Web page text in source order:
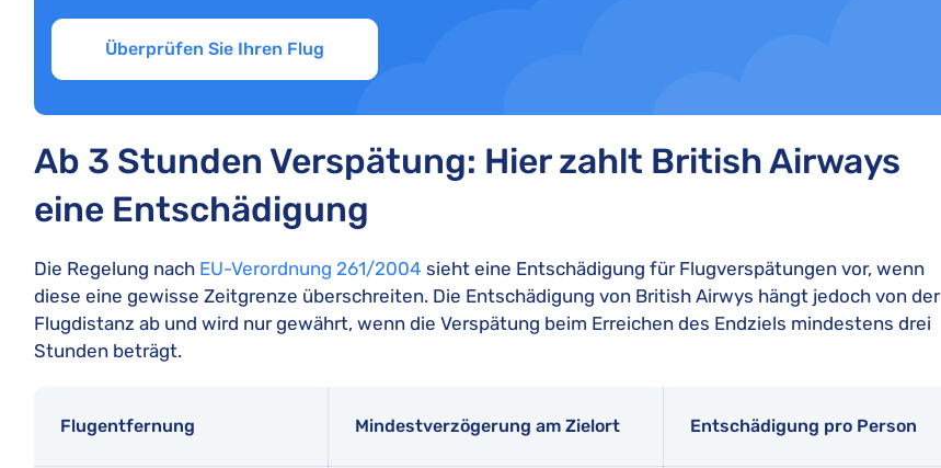
Überprüfen Sie Ihren Flug
Ab 3 Stunden Verspätung: Hier zahlt British Airways
eine Entschädigung
Die Regelung nach EU-Verordnung 261/2004 sieht eine Entschädigung für Flugverspätungen vor, wenn
diese eine gewisse Zeitgrenze überschreiten. Die Entschädigung von British Airwys hängt jedoch von der
Flugdistanz ab und wird nur gewährt, wenn die Verspätung beim Erreichen des Endziels mindestens drei
Stunden beträgt.
Flugentfernung Mindestverzögerung am Zielort Entschädigung pro Person